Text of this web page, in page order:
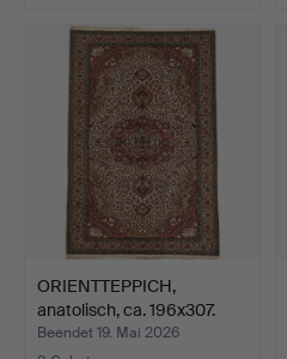
ORIENTTEPPICH,
anatolisch, ca. 196x307.
Beendet 19. Mai 2026